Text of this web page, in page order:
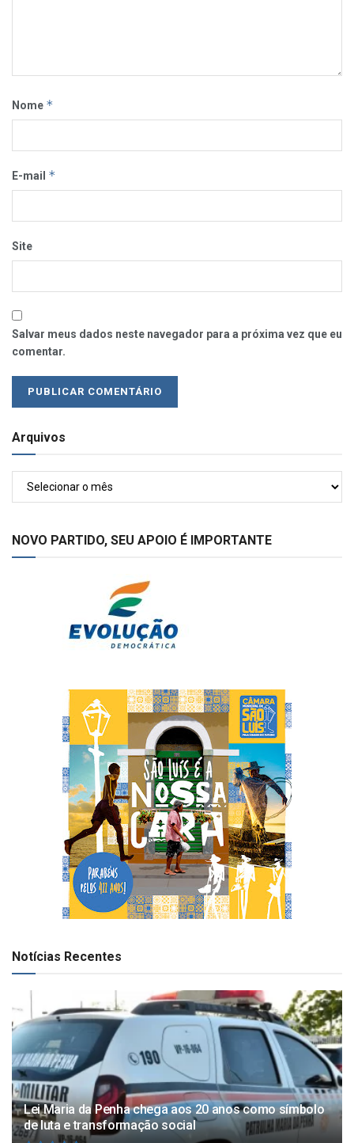
Nome *
E-mail *
Site
Salvar meus dados neste navegador para a próxima vez que eu
comentar.
Arquivos
NOVO PARTIDO, SEU APOIO É IMPORTANTE
Notícias Recentes
Lei Maria da Penha chega aos 20 anos como símbolo
de luta e transformação social